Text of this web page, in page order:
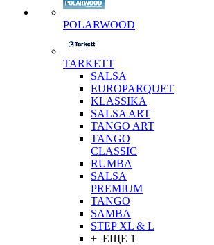
POLARWOOD
TARKETT
SALSA
EUROPARQUET
KLASSIKA
SALSA ART
TANGO ART
TANGO
CLASSIC
RUMBA
SALSA
PREMIUM
TANGO
SAMBA
STEP XL & L
+ ЕЩЕ 1